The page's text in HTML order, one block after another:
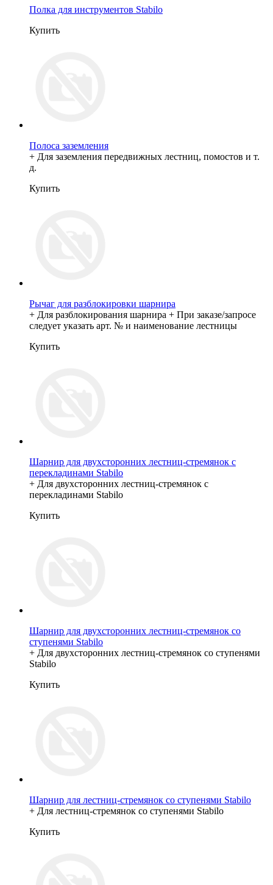
Полка для инструментов Stabilo
Купить
Полоса заземления
+ Для заземления передвижных лестниц, помостов и т.
д.
Купить
Рычаг для разблокировки шарнира
+ Для разблокирования шарнира + При заказе/запросе
следует указать арт. № и наименование лестницы
Купить
Шарнир для двухсторонних лестниц-стремянок с
перекладинами Stabilo
+ Для двухсторонних лестниц-стремянок с
перекладинами Stabilo
Купить
Шарнир для двухсторонних лестниц-стремянок со
ступенями Stabilo
+ Для двухсторонних лестниц-стремянок со ступенями
Stabilo
Купить
Шарнир для лестниц-стремянок со ступенями Stabilo
+ Для лестниц-стремянок со ступенями Stabilo
Купить